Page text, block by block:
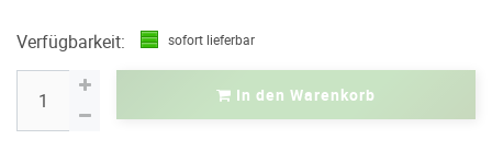
Verfügbarkeit: sofort lieferbar
In den Warenkorb